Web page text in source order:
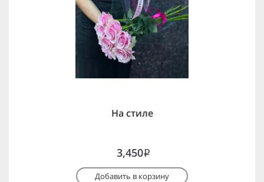
На стиле
3,450i
Добавить в корзину